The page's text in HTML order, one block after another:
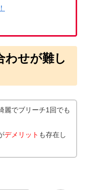
わせが難し
麗でブリーチ1回でも
デメリット も存在し